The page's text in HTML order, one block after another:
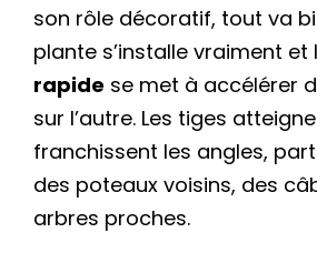
son rôle décoratif, tout va
plante s’installe vraiment et
rapide se met à accélérer
sur l’autre. Les tiges
franchissent les angles,
des poteaux voisins, des
arbres proches.